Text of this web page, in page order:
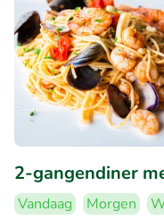
2-gangendiner
Vandaag Morgen